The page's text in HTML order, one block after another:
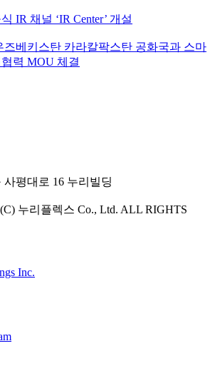
IR 채널 ‘IR Center’ 개설
즈베키스탄 카라칼팍스탄 공화국과 스마
력 MOU 체결
평대로 16 누리빌딩
누리플렉스 Co., Ltd. ALL RIGHTS
Inc.